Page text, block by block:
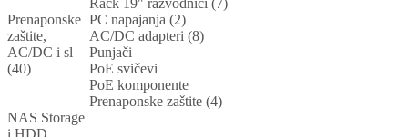
Prenaponske
zaštite,
AC/DC i sl
(40)
Rack 19" razvodnici (7)
PC napajanja (2)
AC/DC adapteri (8)
Punjači
PoE svičevi
PoE komponente
Prenaponske zaštite (4)
NAS Storage